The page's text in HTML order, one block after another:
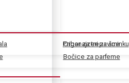
Pribor za trepavice
Organajzeri za šminku
Bočice za parfeme